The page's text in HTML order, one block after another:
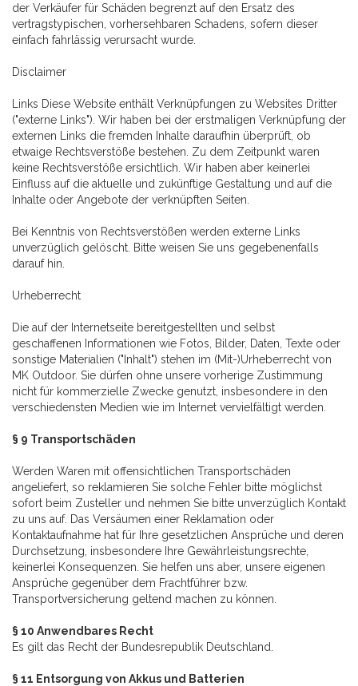
der Verkäufer für Schäden begrenzt auf den Ersatz des
vertragstypischen, vorhersehbaren Schadens, sofern dieser
einfach fahrlässig verursacht wurde.
Disclaimer
Links Diese Website enthält Verknüpfungen zu Websites Dritter
("externe Links"). Wir haben bei der erstmaligen Verknüpfung der
externen Links die fremden Inhalte daraufhin überprüft, ob
etwaige Rechtsverstöße bestehen. Zu dem Zeitpunkt waren
keine Rechtsverstöße ersichtlich. Wir haben aber keinerlei
Einfluss auf die aktuelle und zukünftige Gestaltung und auf die
Inhalte oder Angebote der verknüpften Seiten.
Bei Kenntnis von Rechtsverstößen werden externe Links
unverzüglich gelöscht. Bitte weisen Sie uns gegebenenfalls
darauf hin.
Urheberrecht
Die auf der Internetseite bereitgestellten und selbst
geschaffenen Informationen wie Fotos, Bilder, Daten, Texte oder
sonstige Materialien ("Inhalt") stehen im (Mit-)Urheberrecht von
MK Outdoor. Sie dürfen ohne unsere vorherige Zustimmung
nicht für kommerzielle Zwecke genutzt, insbesondere in den
verschiedensten Medien wie im Internet vervielfältigt werden.
§ 9 Transportschäden
Werden Waren mit offensichtlichen Transportschäden
angeliefert, so reklamieren Sie solche Fehler bitte möglichst
sofort beim Zusteller und nehmen Sie bitte unverzüglich Kontakt
zu uns auf. Das Versäumen einer Reklamation oder
Kontaktaufnahme hat für Ihre gesetzlichen Ansprüche und deren
Durchsetzung, insbesondere Ihre Gewährleistungsrechte,
keinerlei Konsequenzen. Sie helfen uns aber, unsere eigenen
Ansprüche gegenüber dem Frachtführer bzw.
Transportversicherung geltend machen zu können.
§ 10 Anwendbares Recht
Es gilt das Recht der Bundesrepublik Deutschland.
§ 11 Entsorgung von Akkus und Batterien